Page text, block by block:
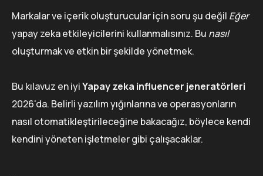
Markalar ve içerik oluşturucular için soru şu değil Eğer
yapay zeka etkileyicilerini kullanmalısınız. Bu nasıl
oluşturmak ve etkin bir şekilde yönetmek.
Bu kılavuz en iyiYapay zeka influencer jeneratörleri
2026'da. Belirli yazılım yığınlarına ve operasyonların
nasıl otomatikleştirileceğine bakacağız, böylece kendi
kendini yöneten işletmeler gibi çalışacaklar.